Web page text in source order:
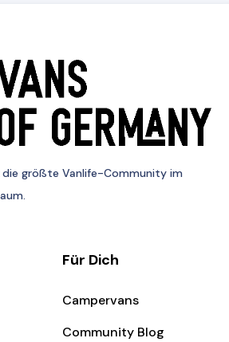
größte Vanlife-Community im
Für Dich
Campervans
Community Blog